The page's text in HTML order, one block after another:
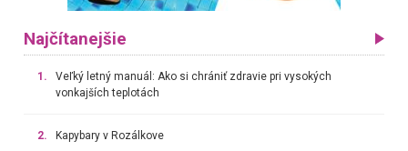
Najčítanejšie
1.
Veľký letný manuál: Ako si chrániť zdravie pri vysokých
vonkajších teplotách
2. Kapybary v Rozálkove